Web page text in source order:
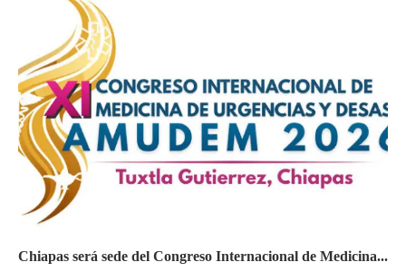
Chiapas será sede del Congreso Internacional de Medicina...